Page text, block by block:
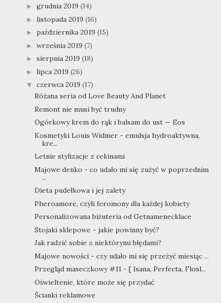
► grudnia 2019 (14)
► listopada 2019 (16)
► października 2019 (15)
► września 2019 (7)
► sierpnia 2019 (18)
► lipca 2019 (26)
▼ czerwca 2019 (17)
Różana seria od Love Beauty And Planet
Remont nie musi być trudny
Ogórkowy krem do rąk i balsam do ust — Eos
Kosmetyki Louis Widmer - emulsja hydroaktywna,
kre...
Letnie stylizacje z cekinami
Majowe denko - co udało mi się zużyć w poprzednim
...
Dieta pudełkowa i jej zalety
Pheroamore, czyli feromony dla każdej kobiety
Personalizowana biżuteria od Getnamenecklace
Stojaki sklepowe - jakie powinny być?
Jak radzić sobie z niektórymi błędami?
Majowe nowości - czy udało mi się przeżyć miesiąc ...
Przegląd maseczkowy #11 - [ Isana, Perfecta, Flosl...
Oświeltenie, które może się przydać
Ścianki reklamowe